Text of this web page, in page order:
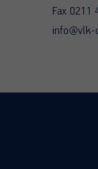
Fax 0211
info@vlk-